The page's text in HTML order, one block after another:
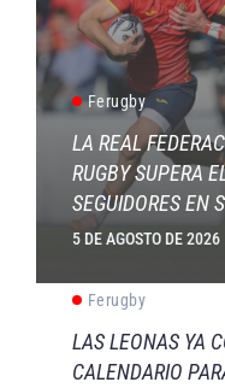
Ferugby
LA REAL
RUGBY SUPERA
SEGUIDORES EN
5 DE AGOSTO DE 2026
Ferugby
LAS LEONAS YA
CALENDARIO